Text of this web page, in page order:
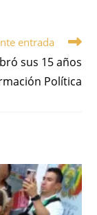
entrada
sus 15 años
Política